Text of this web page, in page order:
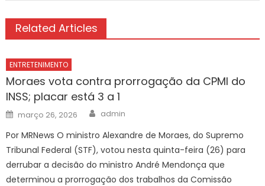
Related Articles
ENTRETENIMENTO
Moraes vota contra prorrogação da CPMI do
INSS; placar está 3 a 1
Posted
on
março 26, 2026 Author
admin
Por MRNews O ministro Alexandre de Moraes, do Supremo
Tribunal Federal (STF), votou nesta quinta-feira (26) para
derrubar a decisão do ministro André Mendonça que
determinou a prorrogação dos trabalhos da Comissão